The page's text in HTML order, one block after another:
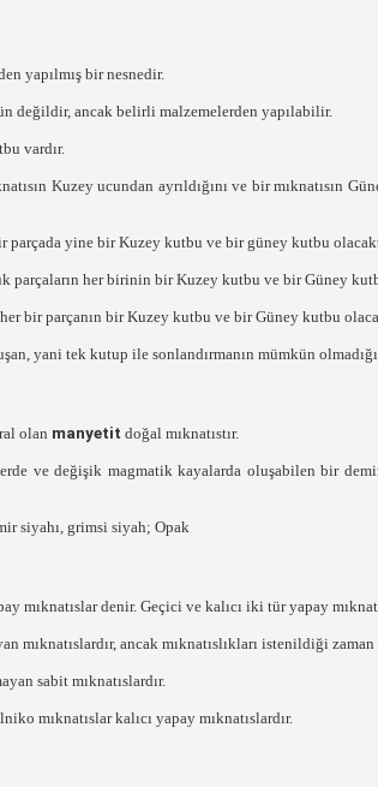
yapılmış bir nesnedir.
değildir, ancak belirli malzemelerden yapılabilir.
vardır.
Kuzey ucundan ayrıldığını ve bir
parçada yine bir Kuzey kutbu ve bir güney kutbu
parçaların her birinin bir Kuzey kutbu ve bir Güney
bir parçanın bir Kuzey kutbu ve bir Güney kutbu
yani tek kutup ile sonlandırmanın mümkün
olan manyetit doğal mıknatıstır.
ve değişik magmatik kayalarda oluşabilen bir
siyahı, grimsi siyah; Opak
mıknatıslar denir. Geçici ve kalıcı iki tür yapay
mıknatıslardır, ancak mıknatıslıkları istenildiği zaman
sabit mıknatıslardır.
mıknatıslar kalıcı yapay mıknatıslardır.